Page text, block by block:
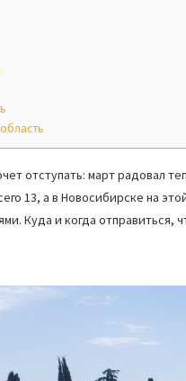
отступать: март радовал
13, а в Новосибирске на
Куда и когда